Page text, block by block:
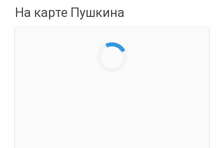
На карте Пушкина